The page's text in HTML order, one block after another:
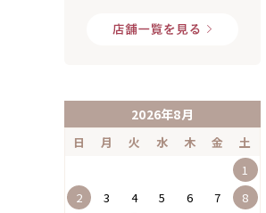
2026年8月
日 月 火 水 木 金
土
1
2
3 4 5 6 7
8